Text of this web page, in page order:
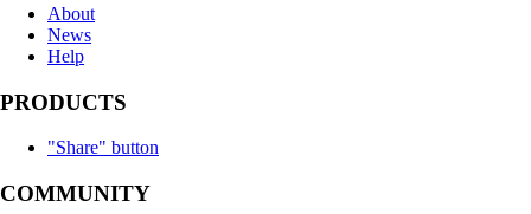
About
News
Help
PRODUCTS
"Share" button
COMMUNITY